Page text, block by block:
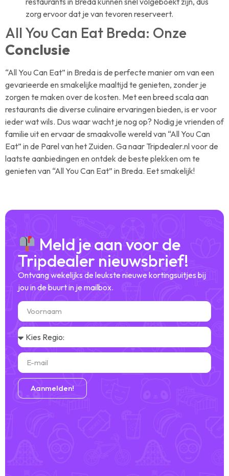
zorg ervoor dat je van tevoren reserveert.
All You Can Eat Breda: Onze
Conclusie
“All You Can Eat” in Breda is de perfecte manier om van een
gevarieerde en smakelijke maaltijd te genieten, zonder je
zorgen te maken over de kosten. Met een breed scala aan
restaurants die diverse culinaire ervaringen bieden, is er voor
ieder wat wils. Dus waar wacht je nog op? Nodig je vrienden of
familie uit en ervaar de smaakvolle wereld van “All You Can
Eat” in de Parel van het Zuiden. Ga naar Tripdealer.nl voor de
laatste aanbiedingen en ontdek de beste plekken om te
genieten van “All You Can Eat” in Breda. Eet smakelijk!
Meld je aan voor de
Tripdealer nieuwsbrief!
Ontvang wekelijks de leukste nieuwe kortingsuitjes bij
jou in de buurt in je mailbox.
Aanmelden!